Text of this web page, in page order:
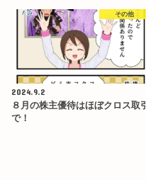
その他
2024.9.2
８月の株主優待はほぼクロス取引
で！